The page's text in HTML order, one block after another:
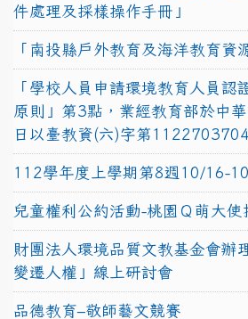
件處理及採樣操作手冊」
「南投縣戶外教育及海洋教育資
「學校人員申請環境教育人員認
原則」第3點，業經教育部於中
日以臺教資(六)字第
112學年度上學期第8週10/16-
兒童權利公約活動-桃園Ｑ萌大使
財團法人環境品質文教基金會辦
變遷人權」線上研討會
品德教育–敬師藝文競賽